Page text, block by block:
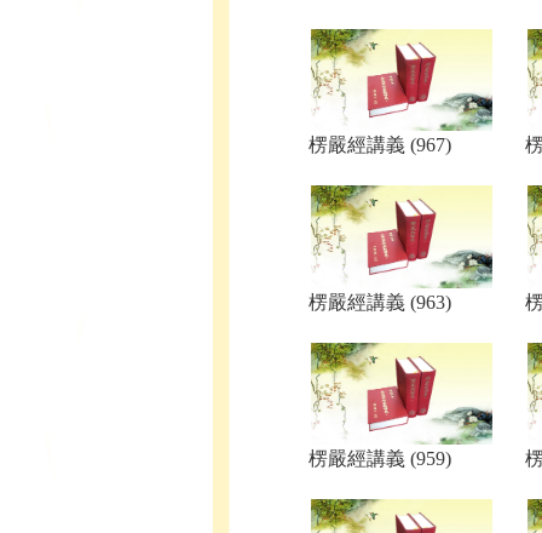
楞嚴經講義 (967)
楞嚴經講義 (963)
楞嚴經講義 (959)